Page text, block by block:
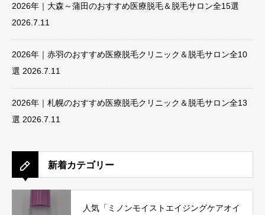
2026年｜大森～蒲田のおすすめ医療脱毛＆脱毛サロン全15選
2026.7.11
2026年｜赤羽のおすすめ医療脱毛クリニック＆脱毛サロン全10
選 2026.7.11
2026年｜札幌のおすすめ医療脱毛クリニック＆脱毛サロン全13
選 2026.7.11
新着カテゴリー
人気「ミノンモイストエイジングケアオイ